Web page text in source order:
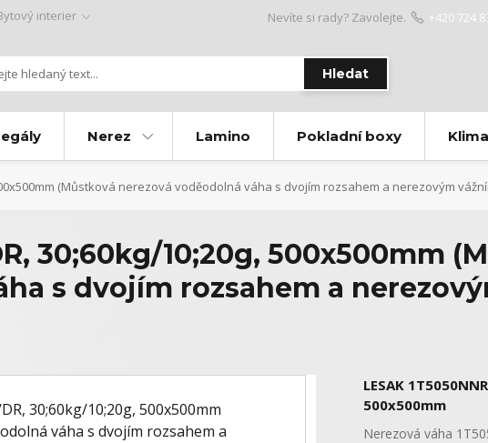
interier
Hledat
Nevíte si rady? Zavolejte. +420 724
Nerez Lamino Pokladní boxy
(Můstková nerezová voděodolná váha s dvojím rozsahem a nerezovým
30;60kg/10;20g, 500x500mm
s dvojím rozsahem a
LESAK
500x500mm
Nerezová váha